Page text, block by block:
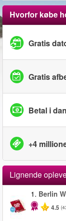
Hvorfor købe
Gratis
Gratis
Betal i
+4
Lignende
1. Berlin
4.5